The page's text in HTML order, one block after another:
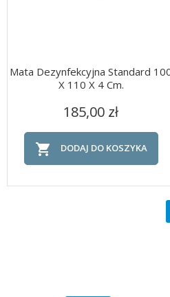
Szybki podgląd
Mata Dezynfekcyjna Standard
X 110 X 4 Cm.
Cena
185,00 zł
 DODAJ DO KOSZYKA